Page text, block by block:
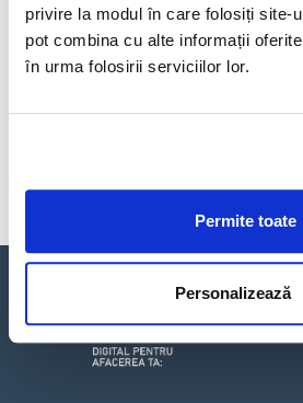
privire la modul în care folosiți site-
pot combina cu alte informații
în urma folosirii serviciilor lor.
Permite toate
Personalizează
şi a Comunicaţiilor – Regiunea
paralel, ocupă funcția de
Director al Biroului pentru
al Consiliului Director al